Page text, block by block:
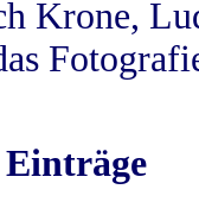
Krone,
Einträge